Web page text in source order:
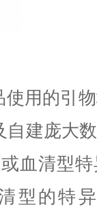
用的引
自建庞大
血清型
型的特